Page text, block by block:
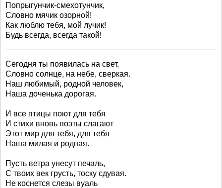
Попрыгунчик-смехотунчик,
Словно мячик озорной!
Как люблю тебя, мой лучик!
Будь всегда, всегда такой!
Сегодня ты появилась на свет,
Словно солнце, на небе, сверкая.
Наш любимый, родной человек,
Наша доченька дорогая.
И все птицы поют для тебя
И стихи вновь поэты слагают
Этот мир для тебя, для тебя
Наша милая и родная.
Пусть ветра унесут печаль,
С твоих век грусть, тоску сдувая.
Не коснется слезы вуаль